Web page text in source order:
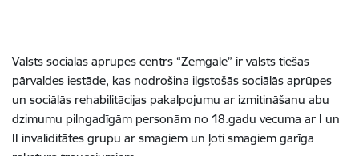
Valsts sociālās aprūpes centrs “Zemgale” ir valsts tiešās
pārvaldes iestāde, kas nodrošina ilgstošās sociālās aprūpes
un sociālās rehabilitācijas pakalpojumu ar izmitināšanu abu
dzimumu pilngadīgām personām no 18.gadu vecuma ar I un
II invaliditātes grupu ar smagiem un ļoti smagiem garīga